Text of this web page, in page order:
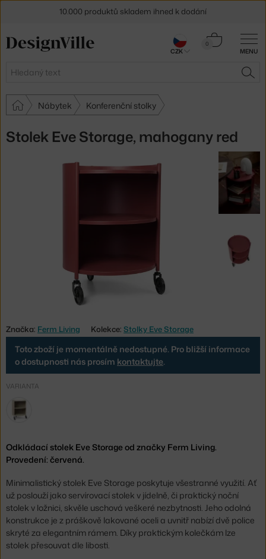
MENU
Hledat
0
Košík
Nábytek Konferenční stolky
Stolek Eve Storage, mahogany red
Značka: Ferm Living Kolekce: Stolky Eve Storage
Toto zboží je momentálně nedostupné. Pro bližší informace
o dostupnosti nás prosím kontaktujte.
VARIANTA
Odkládací stolek Eve Storage od značky Ferm Living.
Provedení: červená.
Minimalistický stolek Eve Storage poskytuje všestranné využití. Ať
už poslouží jako servírovací stolek v jídelně, či praktický noční
stolek v ložnici, skvěle uschová veškeré nezbytnosti. Jeho odolná
konstrukce je z práškově lakované oceli a uvnitř nabízí dvě police
skryté za elegantním rámem. Díky praktickým kolečkám lze
stolek přesouvat dle libosti.
10.000 produktů skladem ihned k dodání
30 dní na vrácení zbožíCZK